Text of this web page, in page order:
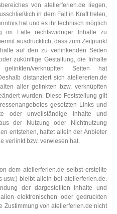
von atelierferien.de liegen,
in dem Fall in Kraft treten,
hat und es ihr technisch möglich
im Falle rechtswidriger Inhalte zu
ausdrücklich, dass zum Zeitpunkt
auf den zu verlinkenden Seiten
zukünftige Gestaltung, die Inhalte
verknüpften Seiten hat
distanziert sich ateliererien.de
aller gelinkten bzw. verknüpften
wurden. Diese Feststellung gilt
gesetzten Links und
oder unvollständige Inhalte und
der Nutzung oder Nichtnutzung
entstehen, haftet allein der Anbieter
verlinkt bzw. verwiesen hat.
dem atelierferien.de selbst erstellte
usw.) bleibt allein bei atelierferien.de.
der dargestellten Inhalte und
elektronischen oder gedruckten
Zustimmung von atelierferien.de nicht